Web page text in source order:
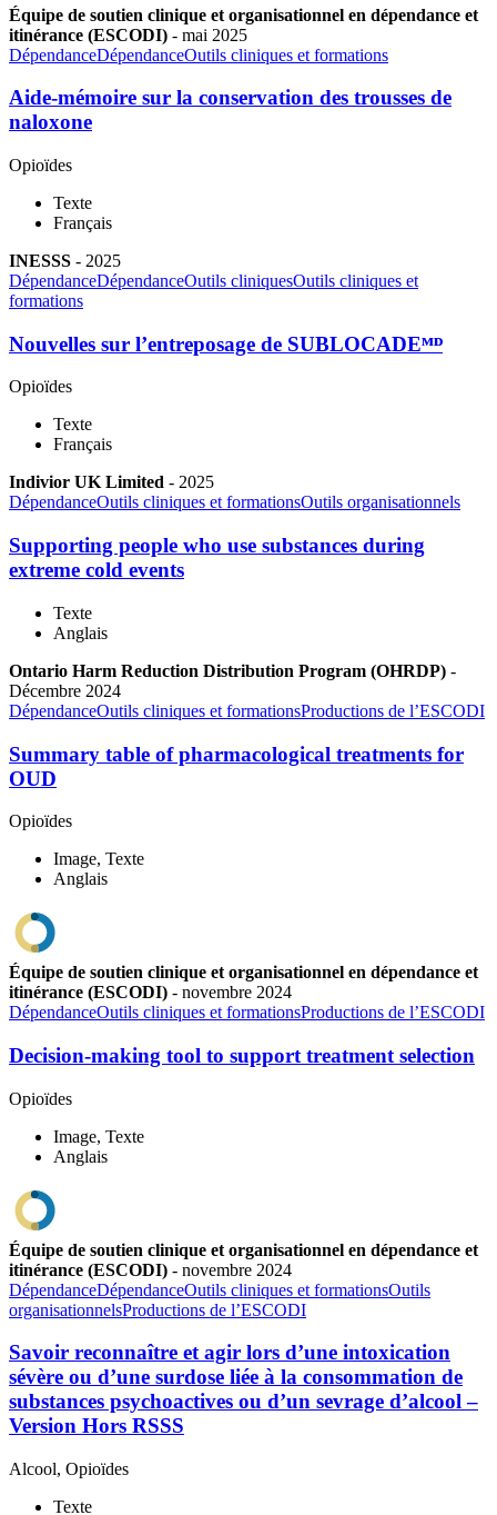
Équipe de soutien clinique et organisationnel en dépendance et
itinérance (ESCODI) - mai 2025
DépendanceDépendanceOutils cliniques et formations
Aide-mémoire sur la conservation des trousses de
naloxone
Opioïdes
Texte
Français
INESSS - 2025
DépendanceDépendanceOutils cliniquesOutils cliniques et
formations
Nouvelles sur l’entreposage de SUBLOCADEᴹᴰ
Opioïdes
Texte
Français
Indivior UK Limited - 2025
DépendanceOutils cliniques et formationsOutils organisationnels
Supporting people who use substances during
extreme cold events
Texte
Anglais
Ontario Harm Reduction Distribution Program (OHRDP) -
Décembre 2024
DépendanceOutils cliniques et formationsProductions de l’ESCODI
Summary table of pharmacological treatments for
OUD
Opioïdes
Image, Texte
Anglais
Équipe de soutien clinique et organisationnel en dépendance et
itinérance (ESCODI) - novembre 2024
DépendanceOutils cliniques et formationsProductions de l’ESCODI
Decision-making tool to support treatment selection
Opioïdes
Image, Texte
Anglais
Équipe de soutien clinique et organisationnel en dépendance et
itinérance (ESCODI) - novembre 2024
DépendanceDépendanceOutils cliniques et formationsOutils
organisationnelsProductions de l’ESCODI
Savoir reconnaître et agir lors d’une intoxication
sévère ou d’une surdose liée à la consommation de
substances psychoactives ou d’un sevrage d’alcool –
Version Hors RSSS
Alcool, Opioïdes
Texte